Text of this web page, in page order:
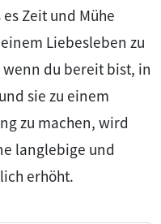
Zeit und Mühe
Liebesleben zu
du bereit bist, in
sie zu einem
zu machen, wird
langlebige und
erhöht.